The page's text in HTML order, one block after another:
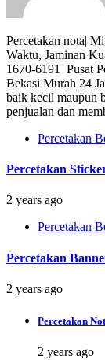
Percetakan nota|
Waktu, Jaminan
1670-6191 Pusat
Bekasi Murah 24
baik kecil maupun
penjualan dan
Percetakan
Percetakan
2 years ago
Percetakan
Percetakan
2 years ago
Percetakan
2 years ago